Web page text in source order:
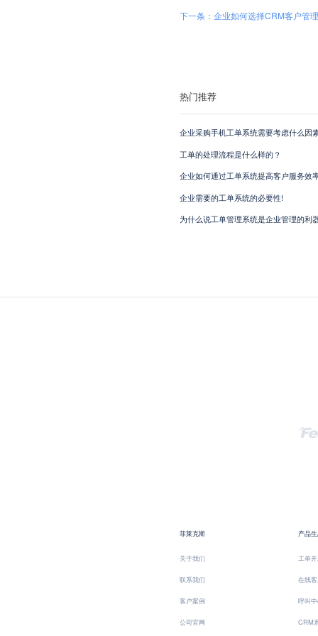
下一条：企业如何选择CRM客户管
热门推荐
企业采购手机工单系统需要考虑什么因
工单的处理流程是什么样的？
企业如何通过工单系统提高客户服务效
企业需要的工单系统的必要性!
为什么说工单管理系统是企业管理的利
菲莱克斯
关于我们
联系我们
客户案例
公司官网
产品
工单
在线
呼叫
CRM